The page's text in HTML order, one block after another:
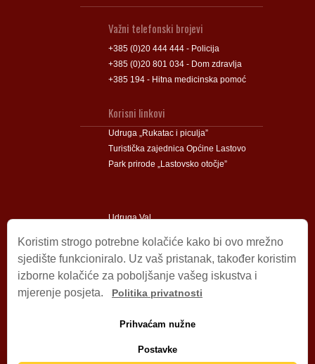
Važni telefonski brojevi
+385 (0)20 444 444 - Policija
+385 (0)20 801 034 - Dom zdravlja
+385 194 - Hitna medicinska pomoć
Korisni linkovi
Udruga „Rukatac i piculja”
Turistička zajednica Općine Lastovo
Park prirode „Lastovsko otočje”
Udruga Val
Impressum
© 2009 – 2026 Općina Lastovo.
Izjava o privatnosti
Koristim strogo potrebne kolačiće kako bi ovo mrežno
sjedište funkcioniralo. Uz vaš pristanak, također koristim
izborne kolačiće za poboljšanje vašeg iskustva i
mjerenje posjeta.
Politika privatnosti
Prihvaćam nužne
Postavke